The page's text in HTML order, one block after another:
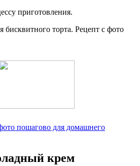
приготовления.
пошагово для домашнего
крем